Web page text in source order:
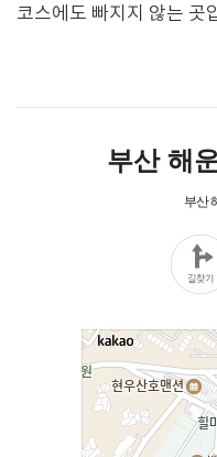
코스에도 빠지지 않는 곳